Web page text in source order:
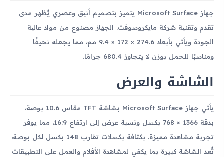
جهاز Microsoft Surface يتميز بتصميم أنيق وعصري يُظهر مدى
تقدم وتقنية شركة مايكروسوفت. الجهاز مصنوع من مواد عالية
الجودة ويأتي بأبعاد 274.6 × 172 × 9.4 مم، مما يجعله نحيفًا
ومناسبًا للحمل بوزن لا يتجاوز 680.4 جرامًا.
الشاشة والعرض
يأتي جهاز Microsoft Surface بشاشة TFT مقاس 10.6 بوصة،
بدقة 1366 × 768 بكسل ونسبة عرض إلى ارتفاع 16:9، مما يوفر
تجربة مشاهدة مميزة. بكثافة بكسلات تقارب 148 بكسل لكل بوصة،
تُعد الشاشة كبيرة بما يكفي لمشاهدة الأفلام والعمل على التطبيقات